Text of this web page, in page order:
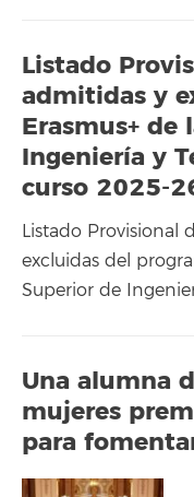
Listado
admitidas y
Erasmus+ de
Ingeniería y
curso 2025-
Listado Provisional
excluidas del
Superior de
Una alumna
mujeres
para